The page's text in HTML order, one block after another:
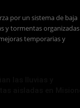
por un sistema de baja
y tormentas organizadas
temporarias y